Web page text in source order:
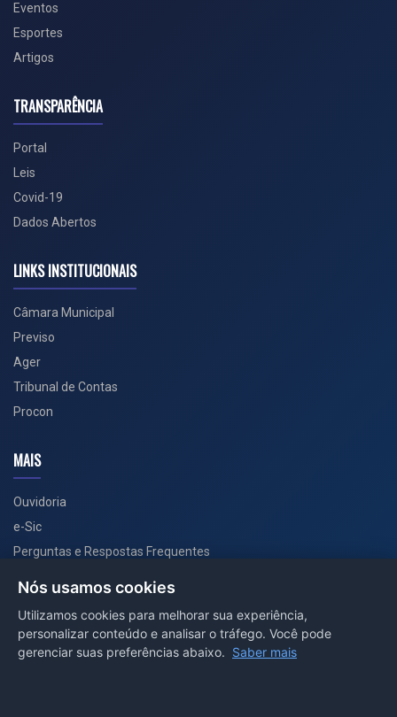
Eventos
Esportes
Artigos
TRANSPARÊNCIA
Portal
Leis
Covid-19
Dados Abertos
LINKS INSTITUCIONAIS
Câmara Municipal
Previso
Ager
Tribunal de Contas
Procon
MAIS
Ouvidoria
e-Sic
Perguntas e Respostas Frequentes
PORTAL COVID-19
Nós usamos cookies
Utilizamos cookies para melhorar sua experiência,
personalizar conteúdo e analisar o tráfego. Você pode
gerenciar suas preferências abaixo. Saber mais